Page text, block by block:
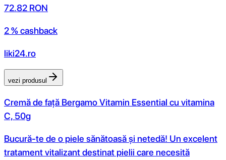
72.82 RON
2 % cashback
liki24.ro
vezi produsul
Cremă de față Bergamo Vitamin Essential cu vitamina
C, 50g
Bucură-te de o piele sănătoasă și netedă! Un excelent
tratament vitalizant destinat pielii care necesită